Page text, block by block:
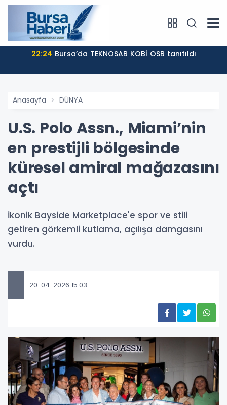
22:24 Bursa’da TEKNOSAB KOBİ OSB tanıtıldı
Anasayfa DÜNYA
U.S. Polo Assn., Miami’nin
en prestijli bölgesinde
küresel amiral mağazasını
açtı
İkonik Bayside Marketplace'e spor ve stili
getiren görkemli kutlama, açılışa damgasını
vurdu.
20-04-2026 15:03